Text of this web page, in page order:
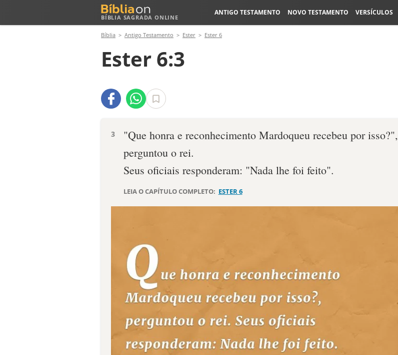
BÍBLIA SAGRADA ONLINE
ANTIGO TESTAMENTO NOVO TESTAMENTO VERSÍCULOS
Bíblia Antigo Testamento Ester Ester 6
Ester 6:3
3
"Que honra e reconhecimento Mardo­queu recebeu por isso?",
perguntou o rei.
Seus oficiais responderam: "Nada lhe foi feito".
LEIA O CAPÍTULO COMPLETO: ESTER 6